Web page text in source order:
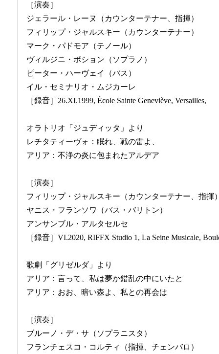
［演奏］
ジェラール・レーヌ（カウンターテナー、指揮）
フィリップ・ジャルスキー（カウンターテナー）
マーク・パドモア（テノール）
ヴィルジニ・ポション（ソプラノ）
ピーター・ハーヴェイ（バス）
イル・セミナリオ・ムジカーレ
［録音］26.XI.1999, École Sainte Geneviève, Versailles,
オラトリオ「ジュディッタ」より
レチタティーヴォ：眠れ、戦の雷よ、
アリア：不浄の炎に包まれたアルデア
［演奏］
フィリップ・ジャルスキー（カウンターテナー、指揮
ヤニス・フランソワ（バス・バリトン）
アンサンブル・アルタセルセ
［録音］VI.2020, RIFFX Studio 1, La Seine Musicale,
歌劇「グリゼルダ」より
アリア：言って、私は夢か錯乱の中にいたと
アリア：おお、暗い森よ、私との再会は
［演奏］
ブルーノ・デ・サ（ソプラニスタ）
フランチェスコ・コルティ（指揮、チェンバロ）